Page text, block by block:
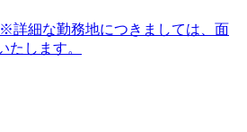
詳細な勤務地につきましては、面
たします。